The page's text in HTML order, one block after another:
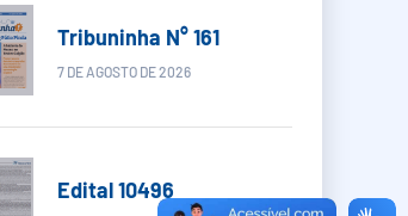
Tribuninha N° 161
7 DE AGOSTO DE 2026
Edital 10496